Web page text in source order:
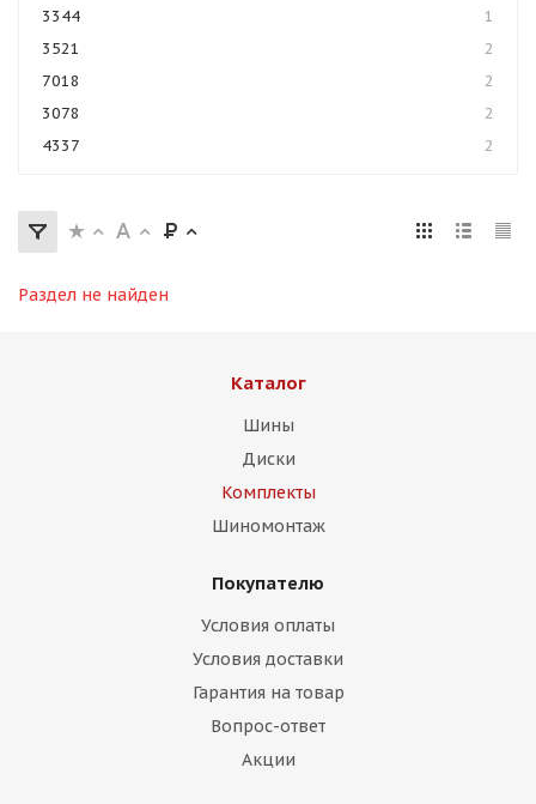
3344
1
3521
2
7018
2
3078
2
4337
2
Раздел не найден
Каталог
Шины
Диски
Комплекты
Шиномонтаж
Покупателю
Условия оплаты
Условия доставки
Гарантия на товар
Вопрос-ответ
Акции